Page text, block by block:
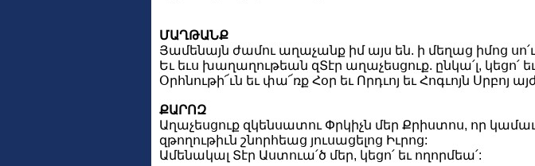
ՄԱՂԹԱՆՔ
Յամենայն ժամու աղաչանք իմ այս են. ի մեղաց իմոց
Եւ եւս խաղաղութեան զՏէր աղաչեսցուք. ընկա՛լ, կեցո՛
Օրհնութի՜ւն եւ փա՜ռք Հօր եւ Որդւոյ եւ Հոգւոյն Սրբոյ
ՔԱՐՈԶ
Աղաչեսցուք զկենսատու Փրկիչն մեր Քրիստոս, որ
զթողութիւն շնորհեաց յուսացելոց Իւրոց:
Ամենակալ Տէր Աստուա՛ծ մեր, կեցո՛ եւ ողորմեա՛: